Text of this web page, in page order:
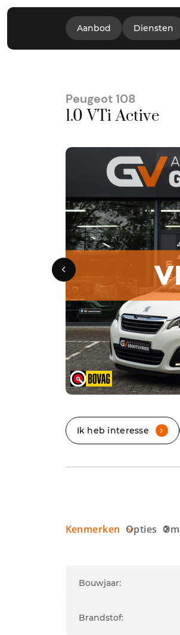
Aanbod Diensten
Peugeot 108
1.0 VTi Active
Ik heb interesse .
Kenmerken Opties
Bouwjaar:
Brandstof: